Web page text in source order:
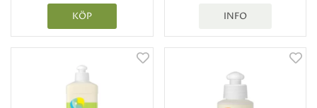
KÖP INFO